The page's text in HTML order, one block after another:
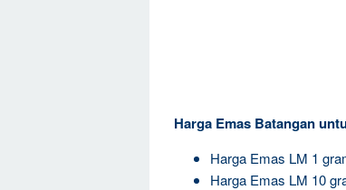
Harga Emas Batangan
Harga Emas LM 1
Harga Emas LM 10